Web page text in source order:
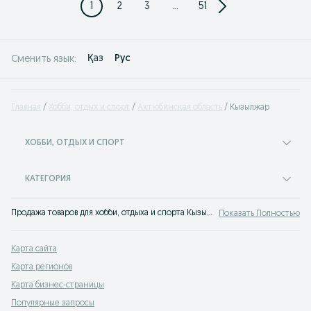
1 2 3 ... 51
Сменить язык: Қаз Рус
Главная Хобби, отдых и спорт Актюбинская область Кызылжар
ХОББИ, ОТДЫХ И СПОРТ
КАТЕГОРИЯ
Продажа товаров для хобби, отдыха и спорта Кызылжар: объявления OLX Кызылжар. Отдыхайте вместе с OLX! Показать Полностью
Карта сайта
Карта регионов
Карта бизнес-страницы
Популярные запросы